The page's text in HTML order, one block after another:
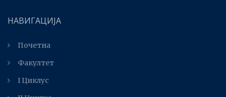
НАВИГАЦИЈА
Почетна
Факултет
I Циклус